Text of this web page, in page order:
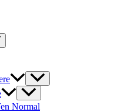
Menu
Toggle
Menu
Toggle
Normal